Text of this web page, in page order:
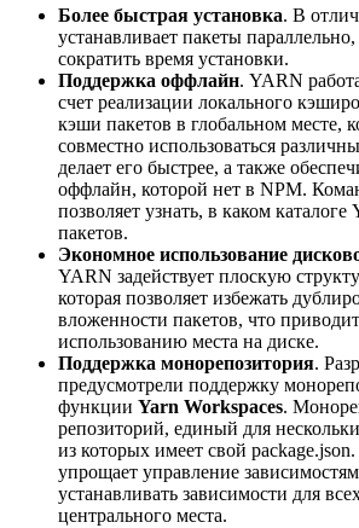
Более быстрая установка. В
устанавливает пакеты
сократить время установки.
Поддержка оффлайн. YARN
счет реализации локального
кэши пакетов в глобальном месте,
совместно использоваться
делает его быстрее, а также
оффлайн, которой нет в NPM.
позволяет узнать, в каком
пакетов.
Экономное использование
YARN задействует плоскую
которая позволяет избежать
вложенности пакетов, что
использованию места на диске.
Поддержка монорепозитория.
предусмотрели поддержку
функции Yarn Workspaces.
репозиторий, единый для
из которых имеет свой
упрощает управление
устанавливать зависимости для
центрального места.